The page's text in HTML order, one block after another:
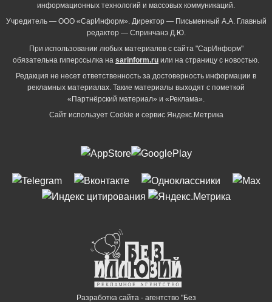
информационных технологий и массовых коммуникаций.
Учредитель — ООО «СарИнформ». Директор — Письменный А.А. Главный
редактор — Спринчанэ Д.Ю.
При использовании любых материалов с сайта "СарИнформ"
обязательна гиперссылка на sarinform.ru или на страницу с новостью.
Редакция не несет ответственность за достоверность информации в
рекламных материалах. Такие материалы выходят с пометкой
«Партнёрский материал» и «Реклама».
Сайт использует Cookie и сервиc Яндекс.Метрика
Разработка сайта - агентство "Без